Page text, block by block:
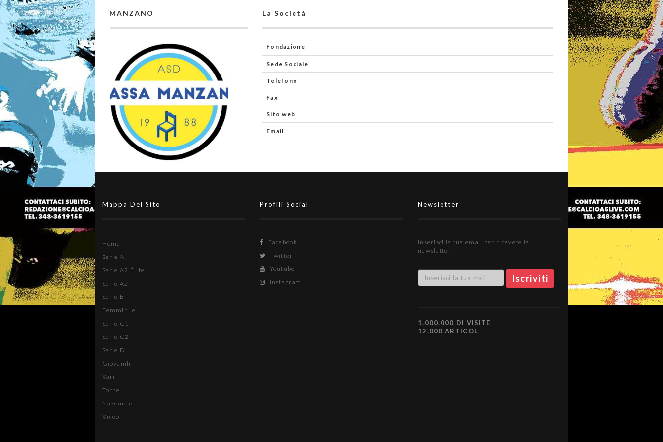
MANZANO La Società
Fondazione
Sede Sociale
Telefono
Fax
Sito web
Email
Mappa Del Sito
Home
Serie A
Serie A2 Élite
Serie A2
Serie B
Femminile
Serie C1
Serie C2
Serie D
Giovanili
Vari
Tornei
Nazionale
Video
Profili Social
Facebook
Twitter
Youtube
Instagram
Newsletter
Inserisci la tua email per ricevere la
newsletter
1.000.000 DI VISITE
12.000 ARTICOLI